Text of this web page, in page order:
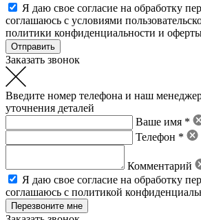
Я даю свое согласие на обработку
соглашаюсь с условиями
политики конфиденциальности и
Заказать звонок
Введите номер телефона и наш
уточнения деталей
Ваше имя *
Телефон *
Комментарий
Я даю свое согласие на обработку
соглашаюсь с политикой